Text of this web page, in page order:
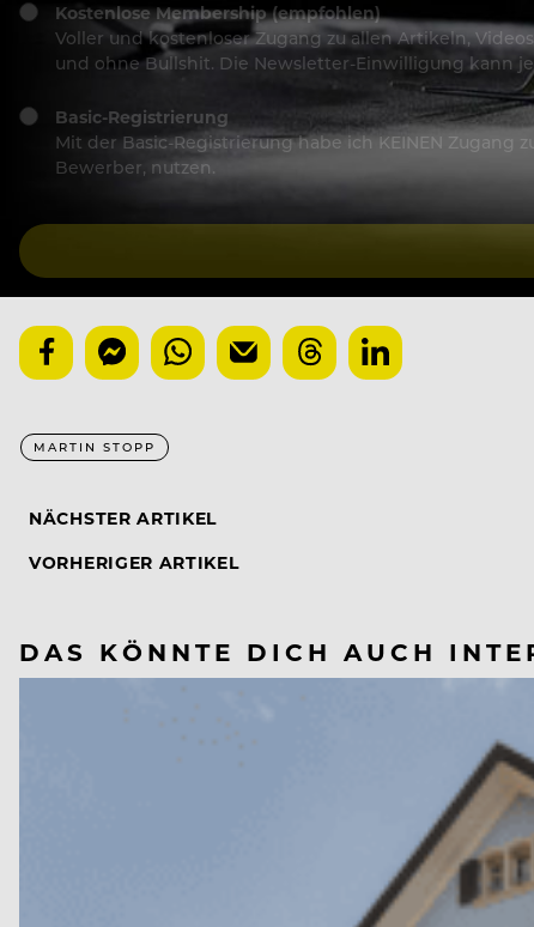
Kostenlose Membership (empfohlen)
Voller und kostenloser Zugang zu allen Artikeln,
und ohne Bullshit. Die Newsletter-Einwilligung kann
Basic-Registrierung
Mit der Basic-Registrierung habe ich KEINEN
Bewerber, nutzen.
MARTIN STOPP
NÄCHSTER ARTIKEL
VORHERIGER ARTIKEL
DAS KÖNNTE DICH AUCH